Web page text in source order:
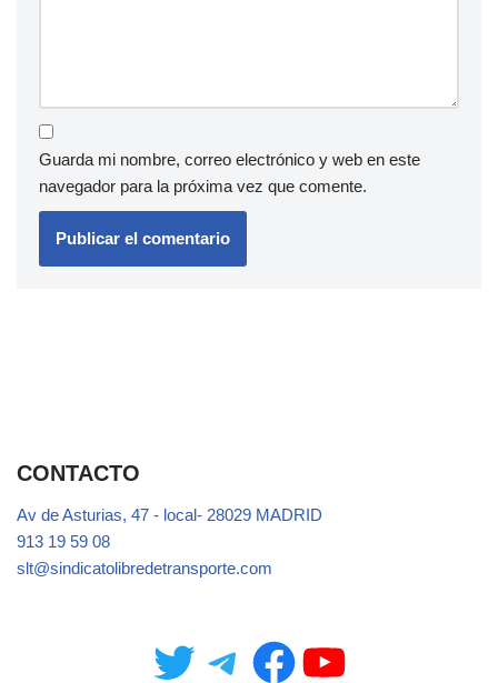
Guarda mi nombre, correo electrónico y web en este
navegador para la próxima vez que comente.
CONTACTO
Av de Asturias, 47 - local- 28029 MADRID
913 19 59 08
slt@sindicatolibredetransporte.com